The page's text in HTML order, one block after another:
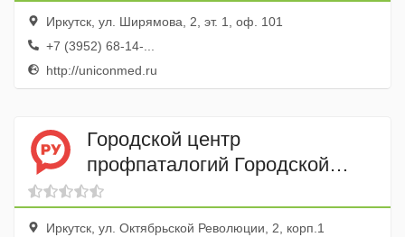
Иркутск, ул. Ширямова, 2, эт. 1, оф. 101
+7 (3952) 68-14-...
http://uniconmed.ru
Городской центр
профпаталогий Городской
клинической больницы № 9
Иркутск, ул. Октябрьской Революции, 2, корп.1